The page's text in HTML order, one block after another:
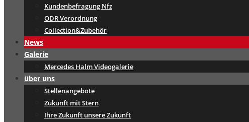
Kundenbefragung Nfz
ODR Verordnung
Collection&Zubehör
News
Galerie
Mercedes Halm Videogalerie
über uns
Stellenangebote
Zukunft mit Stern
Ihre Zukunft unsere Zukunft